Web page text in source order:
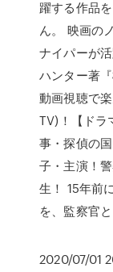
躍する作品
ん。 映画の
ナイパーが
ハンター著
動画視聴で
TV)！【ドラ
事・探偵の
子・主演！
生！ 15年前
を、監察官
2020/07/01